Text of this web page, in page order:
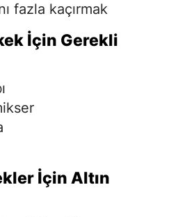
fazla kaçırmak
İçin Gerekli
İçin Altın